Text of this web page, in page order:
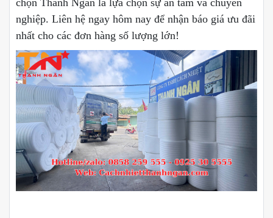
chọn Thanh Ngân là lựa chọn sự an tâm và chuyên
nghiệp. Liên hệ ngay hôm nay để nhận báo giá ưu đãi
nhất cho các đơn hàng số lượng lớn!